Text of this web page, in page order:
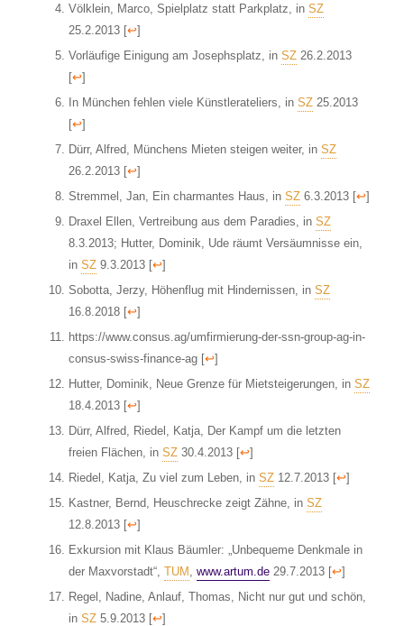
Völklein, Marco, Spielplatz statt Parkplatz, in SZ
25.2.2013[↩]
Vorläufige Einigung am Josephsplatz, in SZ26.2.2013
[↩]
In München fehlen viele Künstlerateliers, in SZ25.2013
[↩]
Dürr, Alfred, Münchens Mieten steigen weiter, in SZ
26.2.2013[↩]
Stremmel, Jan, Ein charmantes Haus, in SZ6.3.2013[↩]
Draxel Ellen, Vertreibung aus dem Paradies, in SZ
8.3.2013; Hutter, Dominik, Ude räumt Versäumnisse ein,
in SZ9.3.2013[↩]
Sobotta, Jerzy, Höhenflug mit Hindernissen, in SZ
16.8.2018[↩]
https://www.consus.ag/umfirmierung-der-ssn-group-ag-in-
consus-swiss-finance-ag[↩]
Hutter, Dominik, Neue Grenze für Mietsteigerungen, in SZ
18.4.2013[↩]
Dürr, Alfred, Riedel, Katja, Der Kampf um die letzten
freien Flächen, in SZ30.4.2013[↩]
Riedel, Katja, Zu viel zum Leben, in SZ12.7.2013[↩]
Kastner, Bernd, Heuschrecke zeigt Zähne, in SZ
12.8.2013[↩]
Exkursion mit Klaus Bäumler: „Unbequeme Denkmale in
der Maxvorstadt“, TUM , www.artum.de29.7.2013[↩]
Regel, Nadine, Anlauf, Thomas, Nicht nur gut und schön,
in SZ5.9.2013[↩]